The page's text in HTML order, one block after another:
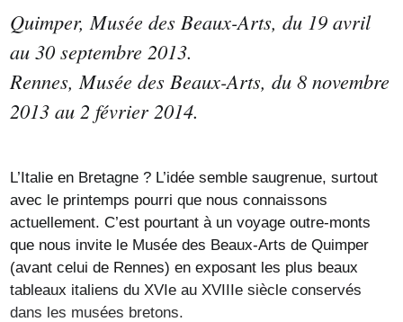
Quimper, Musée des Beaux-Arts, du 19 avril
au 30 septembre 2013.
Rennes, Musée des Beaux-Arts, du 8 novembre
2013 au 2 février 2014.
L’Italie en Bretagne ? L’idée semble saugrenue, surtout
avec le printemps pourri que nous connaissons
actuellement. C’est pourtant à un voyage outre-monts
que nous invite le Musée des Beaux-Arts de Quimper
(avant celui de Rennes) en exposant les plus beaux
tableaux italiens du XVIe au XVIIIe siècle conservés
dans les musées bretons.